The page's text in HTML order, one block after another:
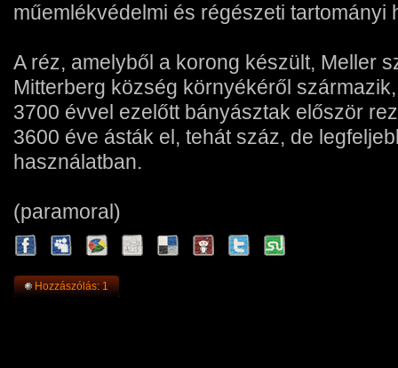
műemlékvédelmi és régészeti tartományi
A réz, amelyből a korong készült, Meller
Mitterberg község környékéről
3700 évvel ezelőtt bányásztak először
3600 éve ásták el, tehát száz, de
használatban.
(paramoral)
Hozzászólás: 1